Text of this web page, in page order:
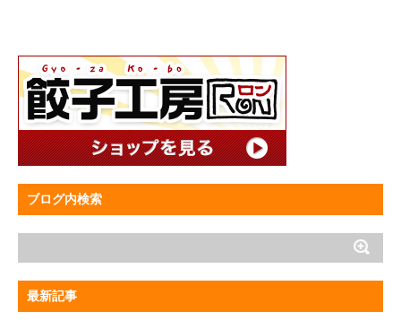
ブログ内検索
最新記事